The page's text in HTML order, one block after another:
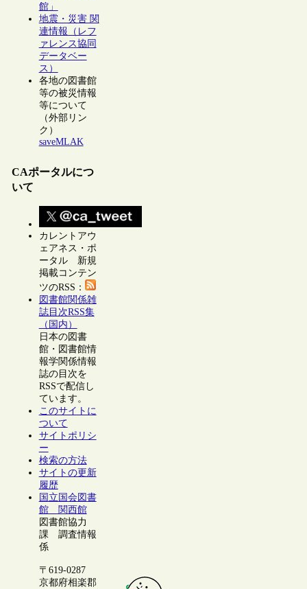
館」
地震・災害 関
連情報（レフ
ァレンス協同
データベー
ス）
各地の図書館
等の被災情報
等について
（外部リン
ク）
saveMLAK
CAポータルにつ
いて
カレントアウ
ェアネス・ポ
ータル 新規
掲載コンテン
ツのRSS：
図書館関係雑
誌目次RSS集
（国内）
日本の図書
館・図書館情
報学関係情報
誌の目次を
RSSで配信し
ています。
このサイトに
ついて
サイトポリシ
ー
検索の方法
サイトの更新
履歴
国立国会図書
館 関西館
図書館協力
課 調査情報
係
〒619-0287
京都府相楽郡